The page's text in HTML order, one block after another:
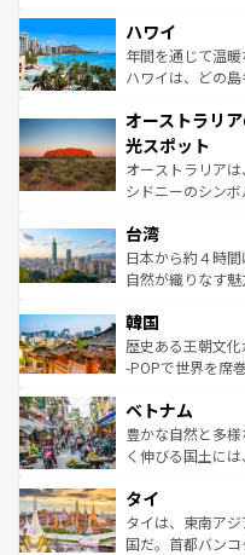
着のスイス情報は
のような巨大都市
ンメントが詰ま
西部には大自然
部のニューオーリ
文化が魅力。旅行
しみながら、その
るだろう。車での
情報は
ハワイ
年間を通じて温
ハワイは、どの
ワイ島は見逃せ
島だが、静かな自
おすすめ。エメラ
文化や歴史が息
人々、おいしいロ
ク、伝統的なフ
っている。訪れる
はコンテンツ一覧
オーストラリ
光スポット
オーストラリアは
シドニーのシン
リアリーフや大陸
ク）、タスマニ
ど、見どころが
いる。アクティビ
ビング、ハイキ
い。オーストラ
参照してほしい。
台湾
日本から約４時
自然が織りなす
ン）、静ひつな山
と山間の静けさ
驚きをもたらし
容にもいいと評判
が味
照してほしい。
韓国
歴史ある王朝文
-POPで世界を席
き、地方に足を延
できる。そして
まで、さまざま
リティに包まれな
覧を参照してほし
ベトナム
豊かな自然と多
く伸びる国土に
急速な発展と共に
ーチミン市のフ
醸し出している
タイ
タイは、東南ア
国だ。首都バン